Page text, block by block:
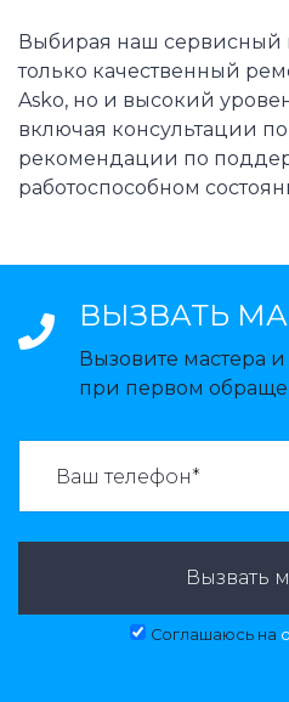
Выбирая наш сервисный
только качественный
Asko, но и высокий
включая консультации
рекомендации по
работоспособном
ВЫЗВАТЬ
Вызовите мастера
при первом
Вызвать
Соглашаюсь на